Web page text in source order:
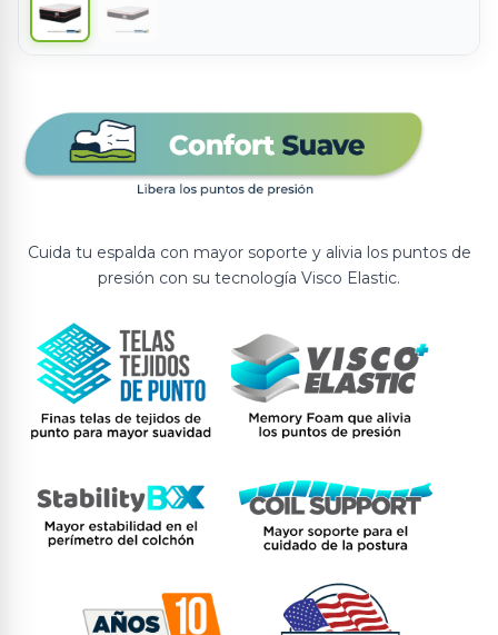
Cuida tu espalda con mayor soporte y alivia los puntos de
presión con su tecnología Visco Elastic.